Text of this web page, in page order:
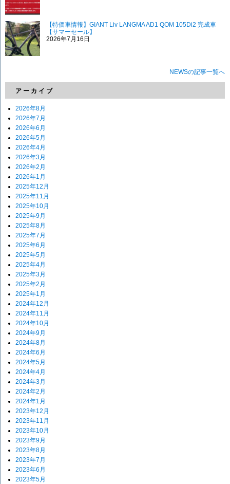
【特価車情報】GIANT Liv LANGMA AD1 QOM 105Di2 完成車
【サマーセール】
2026年7月16日
NEWSの記事一覧へ
アーカイブ
2026年8月
2026年7月
2026年6月
2026年5月
2026年4月
2026年3月
2026年2月
2026年1月
2025年12月
2025年11月
2025年10月
2025年9月
2025年8月
2025年7月
2025年6月
2025年5月
2025年4月
2025年3月
2025年2月
2025年1月
2024年12月
2024年11月
2024年10月
2024年9月
2024年8月
2024年6月
2024年5月
2024年4月
2024年3月
2024年2月
2024年1月
2023年12月
2023年11月
2023年10月
2023年9月
2023年8月
2023年7月
2023年6月
2023年5月